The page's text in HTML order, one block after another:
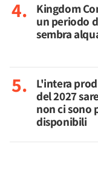
Kingdom
un periodo
sembra
L'intera
del 2027
non ci sono
disponibili